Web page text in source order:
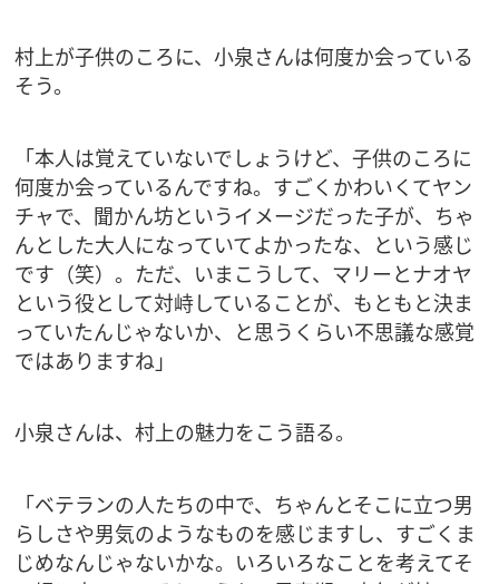
村上が子供のころに、小泉さんは何度か会っている
そう。
「本人は覚えていないでしょうけど、子供のころに
何度か会っているんですね。すごくかわいくてヤン
チャで、聞かん坊というイメージだった子が、ちゃ
んとした大人になっていてよかったな、という感じ
です（笑）。ただ、いまこうして、マリーとナオヤ
という役として対峙していることが、もともと決ま
っていたんじゃないか、と思うくらい不思議な感覚
ではありますね」
小泉さんは、村上の魅力をこう語る。
「ベテランの人たちの中で、ちゃんとそこに立つ男
らしさや男気のようなものを感じますし、すごくま
じめなんじゃないかな。いろいろなことを考えてそ